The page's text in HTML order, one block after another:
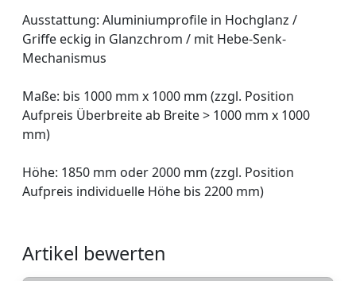
Ausstattung: Aluminiumprofile in Hochglanz /
Griffe eckig in Glanzchrom / mit Hebe-Senk-
Mechanismus
Maße: bis 1000 mm x 1000 mm (zzgl. Position
Aufpreis Überbreite ab Breite > 1000 mm x 1000
mm)
Höhe: 1850 mm oder 2000 mm (zzgl. Position
Aufpreis individuelle Höhe bis 2200 mm)
Artikel bewerten